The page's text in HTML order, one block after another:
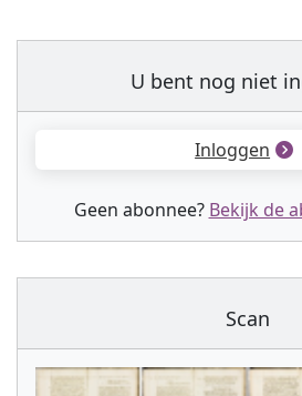
U bent nog niet
Inloggen
Geen abonnee? Bekijk de
Scan